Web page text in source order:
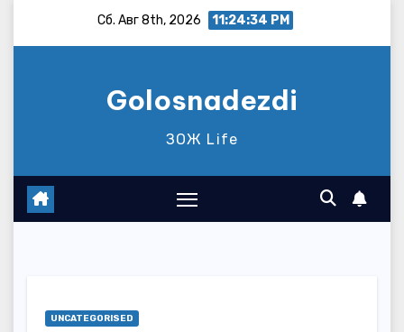
Сб. Авг 8th, 2026 11:24:35 PM
Golosnadezdi
ЗОЖ Life
UNCATEGORISED